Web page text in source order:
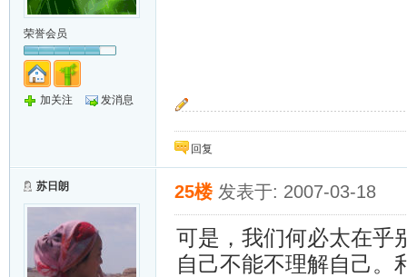
荣誉会员
加关注 发消息
兰花在雪里盛开 丫丫在雪中成长
回复
苏日朗 25楼 发表于: 2007-03-18
可是，我们何必太在乎
自己不能不理解自己。